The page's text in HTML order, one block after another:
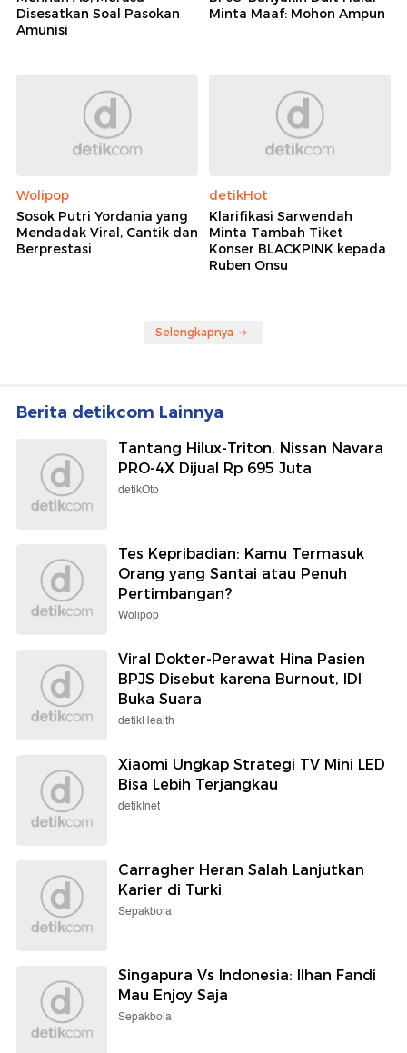
Disesatkan Soal Pasokan
Amunisi
Minta Maaf: Mohon Ampun
Wolipop
Sosok Putri Yordania yang
Mendadak Viral, Cantik dan
Berprestasi
detikHot
Klarifikasi Sarwendah
Minta Tambah Tiket
Konser BLACKPINK kepada
Ruben Onsu
Selengkapnya
Berita detikcom Lainnya
Tantang Hilux-Triton, Nissan Navara
PRO-4X Dijual Rp 695 Juta
detikOto
Tes Kepribadian: Kamu Termasuk
Orang yang Santai atau Penuh
Pertimbangan?
Wolipop
Viral Dokter-Perawat Hina Pasien
BPJS Disebut karena Burnout, IDI
Buka Suara
detikHealth
Xiaomi Ungkap Strategi TV Mini LED
Bisa Lebih Terjangkau
detikInet
Carragher Heran Salah Lanjutkan
Karier di Turki
Sepakbola
Singapura Vs Indonesia: Ilhan Fandi
Mau Enjoy Saja
Sepakbola